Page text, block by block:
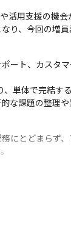
活用支援の機
り、今回の増員
ート、カスタ
単体で完結
な課題の整理
にとどまらず